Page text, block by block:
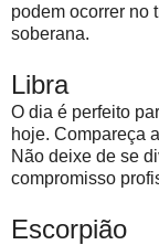
podem ocorrer no
soberana.
Libra
O dia é perfeito
hoje. Compareça
Não deixe de se
compromisso
Escorpião